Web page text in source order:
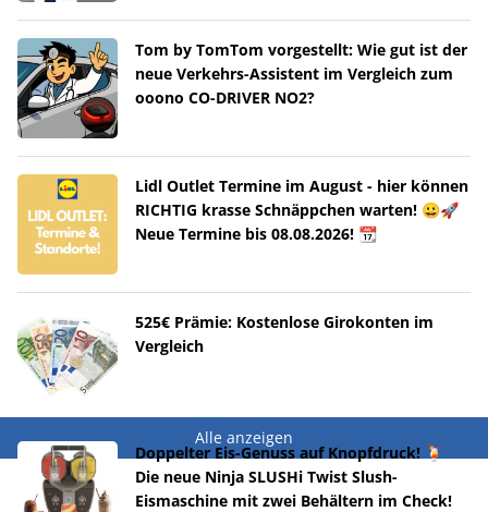
Tom by TomTom vorgestellt: Wie gut ist der
neue Verkehrs-Assistent im Vergleich zum
ooono CO-DRIVER NO2?
Lidl Outlet Termine im August - hier können
RICHTIG krasse Schnäppchen warten! 😀🚀
Neue Termine bis 08.08.2026! 📆
525€ Prämie: Kostenlose Girokonten im
Vergleich
Alle anzeigen
Doppelter Eis-Genuss auf Knopfdruck! 🍹
Die neue Ninja SLUSHi Twist Slush-
Eismaschine mit zwei Behältern im Check!